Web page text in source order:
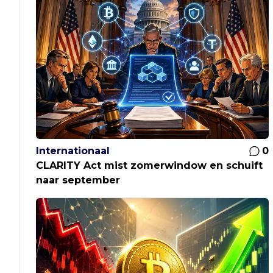
Internationaal
0
CLARITY Act mist zomerwindow en schuift
naar september